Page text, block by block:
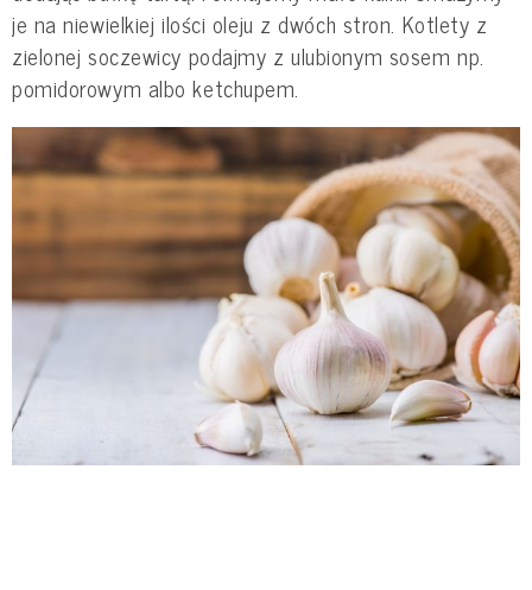
je na niewielkiej ilości oleju z dwóch stron. Kotlety z
zielonej soczewicy podajmy z ulubionym sosem np.
pomidorowym albo ketchupem.